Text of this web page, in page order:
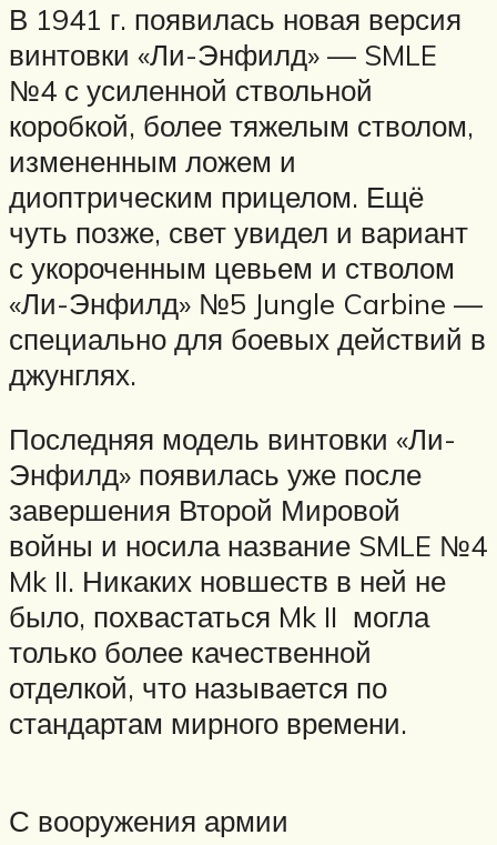
В 1941 г. появилась новая версия
винтовки «Ли-Энфилд» — SMLE
№4 с усиленной ствольной
коробкой, более тяжелым стволом,
измененным ложем и
диоптрическим прицелом. Ещё
чуть позже, свет увидел и вариант
с укороченным цевьем и стволом
«Ли-Энфилд» №5 Jungle Carbine —
специально для боевых действий в
джунглях.
Последняя модель винтовки «Ли-
Энфилд» появилась уже после
завершения Второй Мировой
войны и носила название SMLE №4
Mk II. Никаких новшеств в ней не
было, похвастаться Mk II могла
только более качественной
отделкой, что называется по
стандартам мирного времени.
С вооружения армии